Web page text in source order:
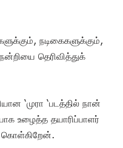
நடிகைகளுக்கும்,
தெரிவித்துக்
‘முரா ‘படத்தில் நான்
உழைத்த தயாரிப்பாளர்
கொள்கிறேன்.